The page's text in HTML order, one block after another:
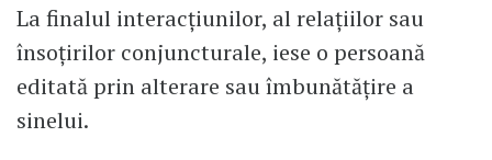
La finalul interacțiunilor, al relațiilor sau
însoțirilor conjuncturale, iese o persoană
editată prin alterare sau îmbunătățire a
sinelui.